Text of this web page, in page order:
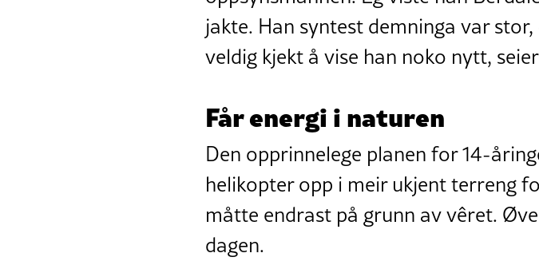
jakte. Han syntest demninga var
veldig kjekt å vise han noko nytt,
Får energi i naturen
Den opprinnelege planen for 14-
helikopter opp i meir ukjent terreng
måtte endrast på grunn av vêret.
dagen.